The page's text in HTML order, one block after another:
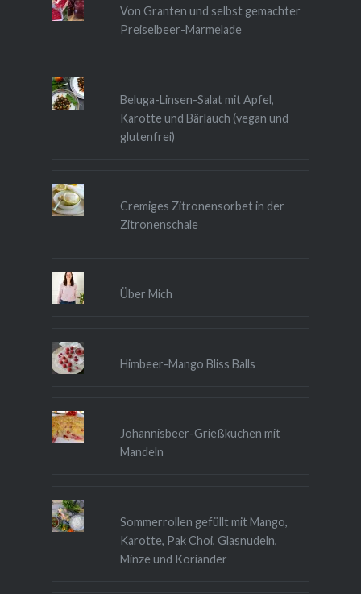
Von Granten und selbst gemachter
Preiselbeer-Marmelade
Beluga-Linsen-Salat mit Apfel,
Karotte und Bärlauch (vegan und
glutenfrei)
Cremiges Zitronensorbet in der
Zitronenschale
Über Mich
Himbeer-Mango Bliss Balls
Johannisbeer-Grießkuchen mit
Mandeln
Sommerrollen gefüllt mit Mango,
Karotte, Pak Choi, Glasnudeln,
Minze und Koriander